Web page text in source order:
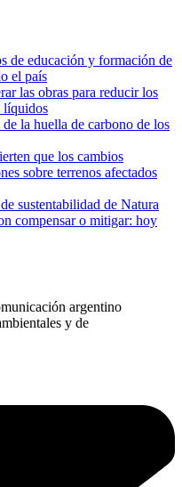
de educación y formación de
el país
las obras para reducir los
líquidos
la huella de carbono de los
que los cambios
sobre terrenos afectados
sustentabilidad de Natura
compensar o mitigar: hoy
argentino
y de